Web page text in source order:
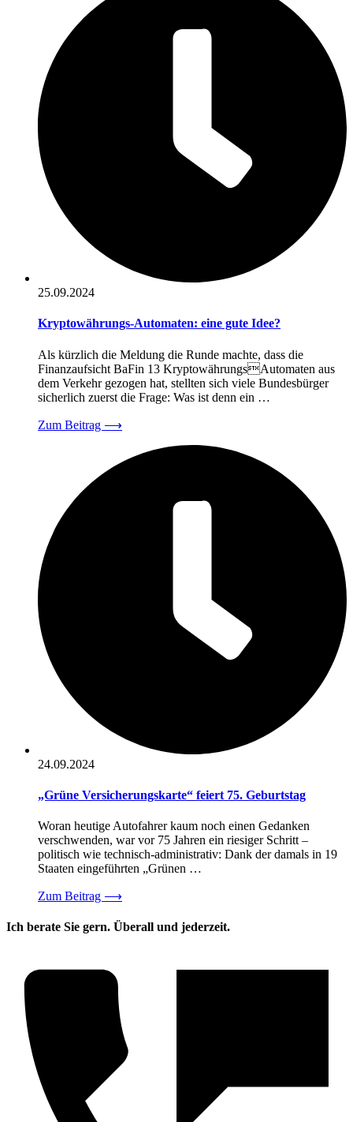
25.09.2024
Kryptowährungs-Automaten: eine gute Idee?
Als kürzlich die Meldung die Runde machte, dass die
Finanzaufsicht BaFin 13 KryptowährungsAutomaten aus
dem Verkehr gezogen hat, stellten sich viele Bundesbürger
sicherlich zuerst die Frage: Was ist denn ein …
Zum Beitrag ⟶
24.09.2024
„Grüne Versicherungskarte“ feiert 75. Geburtstag
Woran heutige Autofahrer kaum noch einen Gedanken
verschwenden, war vor 75 Jahren ein riesiger Schritt –
politisch wie technisch-administrativ: Dank der damals in 19
Staaten eingeführten „Grünen …
Zum Beitrag ⟶
Ich berate Sie gern. Überall und jederzeit.